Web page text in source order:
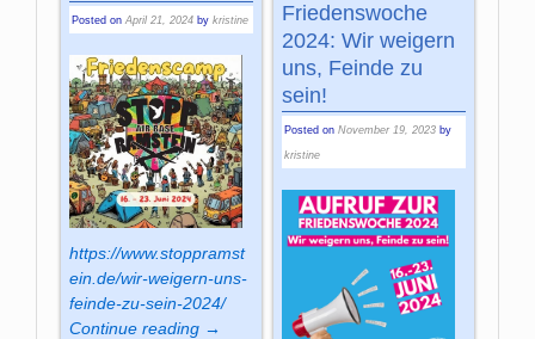
Posted onApril 21, 2024 bykristine
https://www.stoppramst
ein.de/wir-weigern-uns-
feinde-zu-sein-2024/
Continue reading →
Friedenswoche
2024: Wir weigern
uns, Feinde zu
sein!
Posted on November 19, 2023 by
kristine